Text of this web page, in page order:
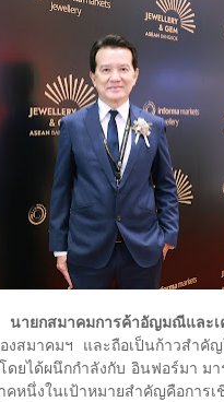
ายกสมาคมการค้าอัญมณีและเ
สมาคมฯ และถือเป็นก้าวสำคั
ยได้ผนึกกำลังกับ อินฟอร์มา มา
คหนึ่งในเป้าหมายสำคัญคือกา